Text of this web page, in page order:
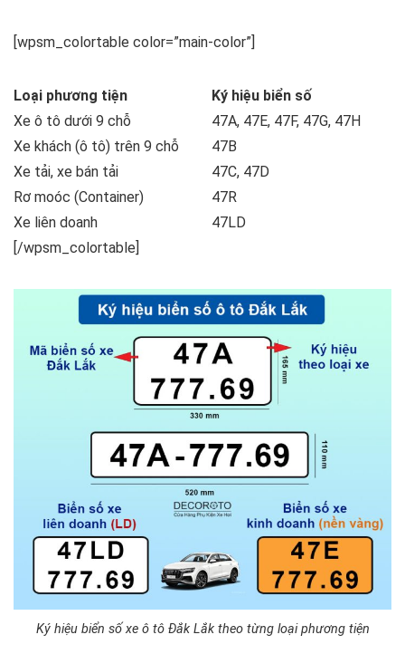
[wpsm_colortable color=”main-color”]
Loại phương tiện
Ký hiệu biển số
Xe ô tô dưới 9 chỗ
47A, 47E, 47F, 47G, 47H
Xe khách (ô tô) trên 9 chỗ
47B
Xe tải, xe bán tải
47C, 47D
Rơ moóc (Container)
47R
Xe liên doanh
47LD
[/wpsm_colortable]
Ký hiệu biển số xe ô tô Đắk Lắk theo từng loại phương tiện